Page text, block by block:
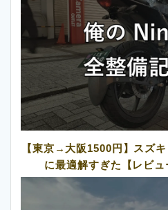
【東京→大阪1500円】スズ
に最適解すぎた【レビュ